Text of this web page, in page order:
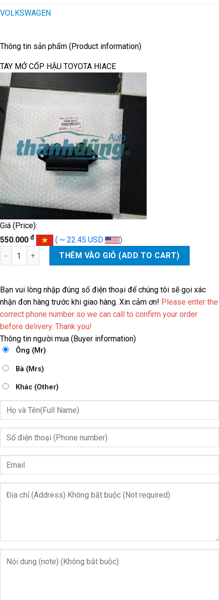
VOLKSWAGEN
Thông tin sản phẩm (Product information)
TAY MỞ CỐP HẬU TOYOTA HIACE
Giá (Price):
550.000 đ ( ~ 22.45 USD )
TAY MỞ CỐP HẬU TOYOTA HIACE số lượng
THÊM VÀO GIỎ (ADD TO CART)
Bạn vui lòng nhập đúng số điện thoại để chúng tôi sẽ gọi xác
nhận đơn hàng trước khi giao hàng. Xin cảm ơn! Please enter the
correct phone number so we can call to confirm your order
before delivery. Thank you!
Thông tin người mua (Buyer information)
Ông (Mr)
Bà (Mrs)
Khác (Other)